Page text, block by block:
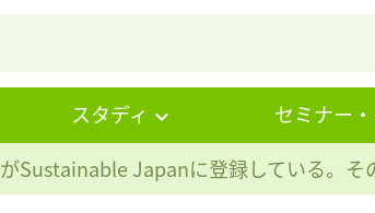
スタディ セミナー
Sustainable Japanに登録している。そ